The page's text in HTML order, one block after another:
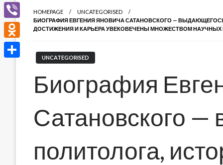
HOMEPAGE
UNCATEGORISED
БИОГРАФИЯ ЕВГЕНИЯ ЯНОВИЧА САТАНОВСКОГО —
ДОСТИЖЕНИЯ И КАРЬЕРА УВЕКОВЕЧЕНЫ МНОЖЕСТВОМ
UNCATEGORISED
Биография
Сатановского
политолога,
VK
Viber
Odnoklassniki
Отправить